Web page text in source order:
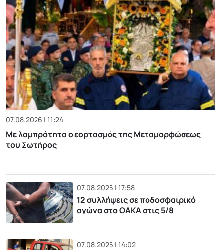
07.08.2026 | 11:24
Με λαμπρότητα ο εορτασμός της Μεταμορφώσεως
του Σωτήρος
07.08.2026 | 17:58
12 συλλήψεις σε ποδοσφαιρικό
αγώνα στο ΟΑΚΑ στις 5/8
07.08.2026 | 14:02